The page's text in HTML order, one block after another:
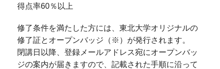
得点率60％以上
修了条件を満たした方には、東北大学オリジナルの
修了証とオープンバッジ（※）が発行されます。
閉講日以降、登録メールアドレス宛にオープンバッ
ジの案内が届きますので、記載された手順に沿って